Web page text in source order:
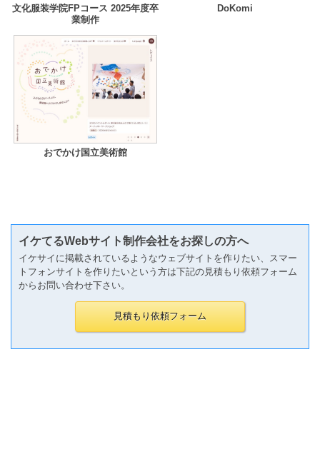
文化服装学院FPコース 2025年度卒
業制作
DoKomi
おでかけ国立美術館
イケてるWebサイト制作会社をお探しの方へ
イケサイに掲載されているようなウェブサイトを作りたい、スマー
トフォンサイトを作りたいという方は下記の見積もり依頼フォーム
からお問い合わせ下さい。